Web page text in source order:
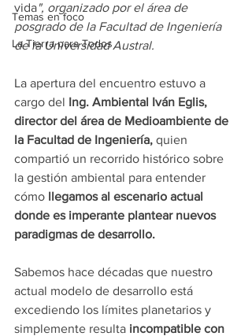
Temas en foco
La Tierra para Todos
vida", organizado por el área de
posgrado de la Facultad de Ingeniería
de la Universidad Austral.
La apertura del encuentro estuvo a
cargo del Ing. Ambiental Iván Eglis,
director del área de Medioambiente de
la Facultad de Ingeniería, quien
compartió un recorrido histórico sobre
la gestión ambiental para entender
cómo llegamos al escenario actual
donde es imperante plantear nuevos
paradigmas de desarrollo.
Sabemos hace décadas que nuestro
actual modelo de desarrollo está
excediendo los límites planetarios y
simplemente resulta incompatible con